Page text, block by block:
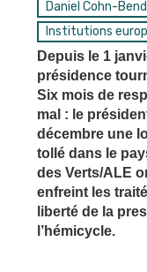
Daniel Cohn-
Institutions
Depuis le 1
présidence
Six mois de
mal : le
décembre une
tollé dans le
des Verts/ALE
enfreint les
liberté de la
l’hémicycle.